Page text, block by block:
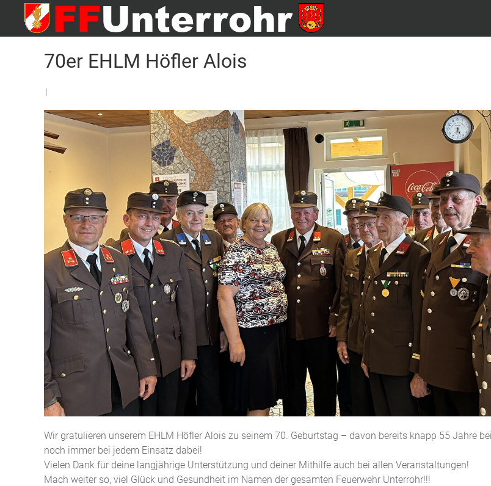
FF Unterrohr
Website der FF Unterrohr
70er EHLM Höfler Alois
|
Wir gratulieren unserem EHLM Höfler Alois zu seinem 70. Geburtstag – davon bereits knapp 55 Jahre
noch immer bei jedem Einsatz dabei!
Vielen Dank für deine langjährige Unterstützung und deiner Mithilfe auch bei allen Veranstaltungen!
Mach weiter so, viel Glück und Gesundheit im Namen der gesamten Feuerwehr Unterrohr!!!